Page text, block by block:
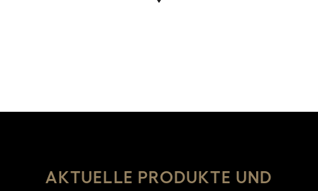
AKTUELLE PRODUKTE UND